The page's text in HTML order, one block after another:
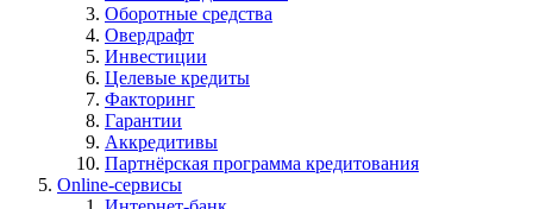
Оборотные средства
Овердрафт
Инвестиции
Целевые кредиты
Факторинг
Гарантии
Аккредитивы
Партнёрская программа кредитования
Online-сервисы